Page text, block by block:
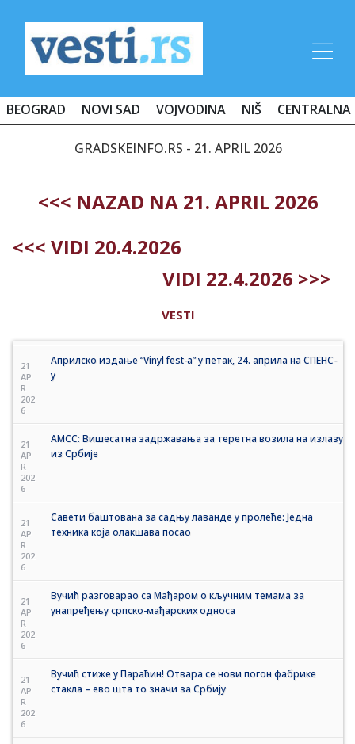
BEOGRAD NOVI SAD VOJVODINA NIŠ CENTRALNA
GRADSKEINFO.RS - 21. APRIL 2026
<<< NAZAD NA 21. APRIL 2026
<<< VIDI 20.4.2026
VIDI 22.4.2026 >>>
VESTI
21
AP
R
202
6
Априлско издање “Vinyl fest-a” у петак, 24. априла на СПЕНС-
у
21
AP
R
202
6
АМСС: Вишесатна задржавања за теретна возила на излазу
из Србије
21
AP
R
202
6
Савети баштована за садњу лаванде у пролеће: Једна
техника која олакшава посао
21
AP
R
202
6
Вучић разговарао са Мађаром о кључним темама за
унапређењу српско-мађарских односа
21
AP
R
202
6
Вучић стиже у Параћин! Отвара се нови погон фабрике
стакла – ево шта то значи за Србију